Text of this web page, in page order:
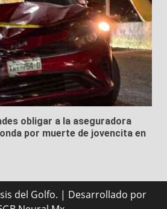
obligar a la aseguradora
por muerte de jovencita en
del Golfo. | Desarrollado por